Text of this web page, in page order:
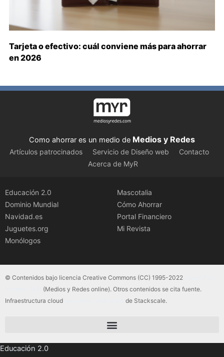
Tarjeta o efectivo: cuál conviene más para ahorrar
en 2026
Como ahorrar es un medio de Medios y Redes
Artículos patrocinados Servicio de Diseño web
Contacto
Acerca de MyR
Educación 2.0
Dominio Mundial
Navidad.es
Juguetes.org
Monólogos
Mascotalia
Cómo Ahorrar
Portal Financiero
Mi Revista
© Contenidos bajo licencia Creative Commons (CC) 1995-2022
(Medios y Redes online). Otros contenidos se cita fuente.
Infraestructura cloud
de Stackscale.
Educación 2.0